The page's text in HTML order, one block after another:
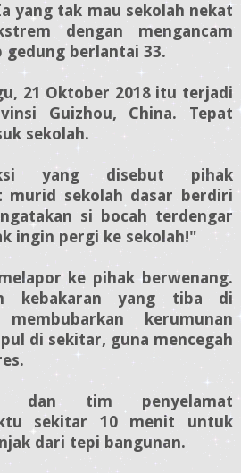
yang tak mau sekolah nekat
dengan mengancam
berlantai 33.
21 Oktober 2018 itu terjadi
Guizhou, China. Tepat
sekolah.
yang disebut pihak
murid sekolah dasar berdiri
si bocah terdengar
ingin pergi ke sekolah!"
ke pihak berwenang.
kebakaran yang tiba di
kerumunan
di sekitar, guna mencegah
dan tim penyelamat
sekitar 10 menit untuk
dari tepi bangunan.